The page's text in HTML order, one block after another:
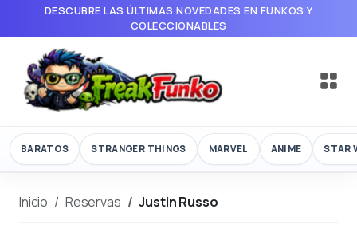
DESCUBRE LAS ÚLTIMAS NOVEDADES EN FUNKOS Y
COLECCIONABLES
BARATOS STRANGER THINGS MARVEL ANIME STAR
Inicio Reservas Justin Russo